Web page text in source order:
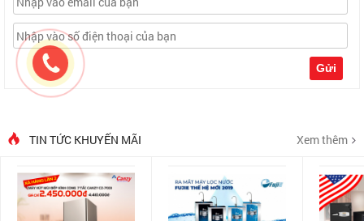
Gửi
TIN TỨC KHUYẾN MÃI Xem thêm